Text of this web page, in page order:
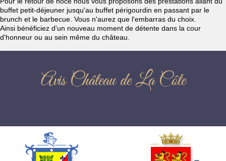
buffet petit-déjeuner jusqu'au buffet périgourdin en passant par le
brunch et le barbecue. Vous n'aurez que l'embarras du choix.
Ainsi bénéficiez d'un nouveau moment de détente dans la cour
d'honneur ou au sein même du château.
Avis Château de La Côte